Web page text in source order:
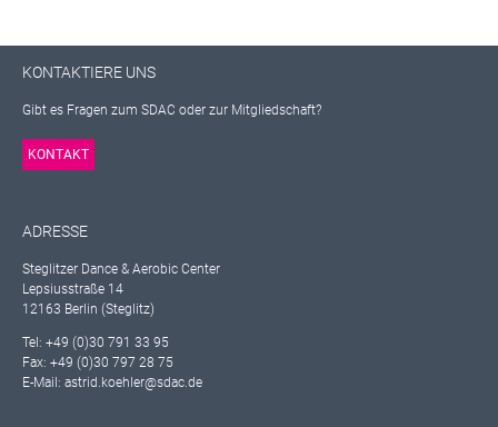
KONTAKTIERE UNS
Gibt es Fragen zum SDAC oder zur Mitgliedschaft?
KONTAKT
ADRESSE
Steglitzer Dance & Aerobic Center
Lepsiusstraße 14
12163 Berlin (Steglitz)
Tel: +49 (0)30 791 33 95
Fax: +49 (0)30 797 28 75
E-Mail: astrid.koehler@sdac.de